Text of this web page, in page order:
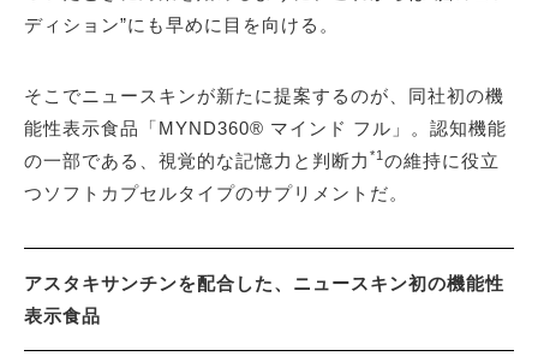
ディション”にも早めに目を向ける。
そこでニュースキンが新たに提案するのが、同社初の機
能性表示食品「MYND360® マインド フル」。認知機能
の一部である、視覚的な記憶力と判断力 *1の維持に役立
つソフトカプセルタイプのサプリメントだ。
アスタキサンチンを配合した、ニュースキン初の機能性
表示食品